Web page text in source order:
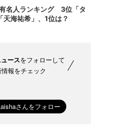
有名人ランキング 3位「タ
天海祐希」、1位は？
ースをフォローして
報をチェック